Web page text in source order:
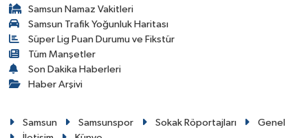
Samsun Namaz Vakitleri
Samsun Trafik Yoğunluk Haritası
Süper Lig Puan Durumu ve Fikstür
Tüm Manşetler
Son Dakika Haberleri
Haber Arşivi
Samsun Samsunspor Sokak Röportajları
Genel